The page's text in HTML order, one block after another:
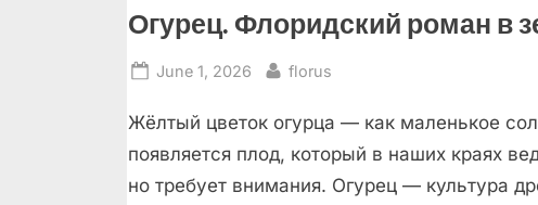
Огурец. Флоридский роман в
Posted
June 1, 2026 By
florus
Жёлтый цветок огурца — как маленькое
появляется плод, который в наших краях
но требует внимания. Огурец — культура